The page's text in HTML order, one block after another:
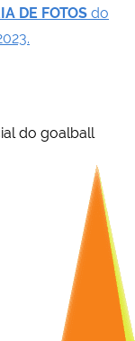
DE FOTOS do
do goalball